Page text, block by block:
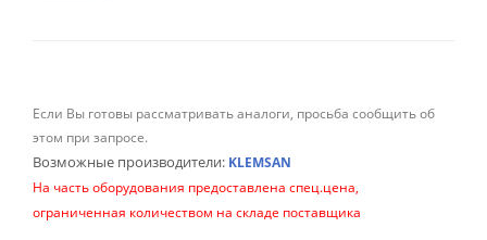
Если Вы готовы рассматривать аналоги, просьба сообщить об
этом при запросе.
Возможные производители: KLEMSAN
На часть оборудования предоставлена спец.цена,
ограниченная количеством на складе поставщика